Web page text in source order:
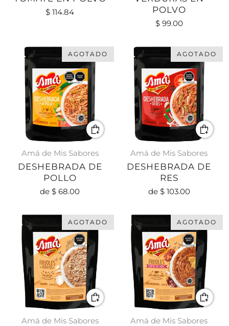
$ 114.84
POLVO
$ 99.00
AGOTADO
Amá de Mis Sabores
DESHEBRADA DE
POLLO
de$ 68.00
AGOTADO
Amá de Mis Sabores
DESHEBRADA DE
RES
de $ 103.00
AGOTADO
Amá de Mis Sabores
AGOTADO
Amá de Mis Sabores